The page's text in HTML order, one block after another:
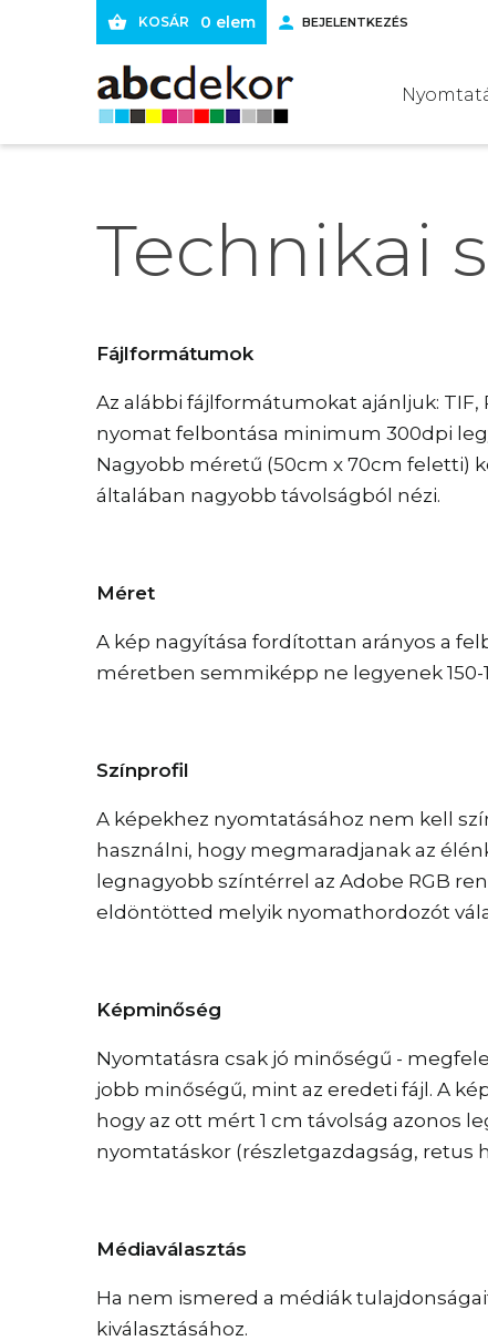
tartalomra
KOSÁR 0 elem BEJELENTKEZÉS
Main
navigation
Technikai
Fájlformátumok
Az alábbi fájlformátumokat ajánljuk:
nyomat felbontása minimum 300dpi
Nagyobb méretű (50cm x 70cm feletti)
általában nagyobb távolságból nézi.
Méret
A kép nagyítása fordítottan arányos a
méretben semmiképp ne legyenek
Színprofil
A képekhez nyomtatásához nem kell
használni, hogy megmaradjanak az
legnagyobb színtérrel az Adobe RGB
eldöntötted melyik nyomathordozót
Képminőség
Nyomtatásra csak jó minőségű -
jobb minőségű, mint az eredeti fájl. A
hogy az ott mért 1 cm távolság azonos
nyomtatáskor (részletgazdagság, retus
Médiaválasztás
Ha nem ismered a médiák
kiválasztásához.